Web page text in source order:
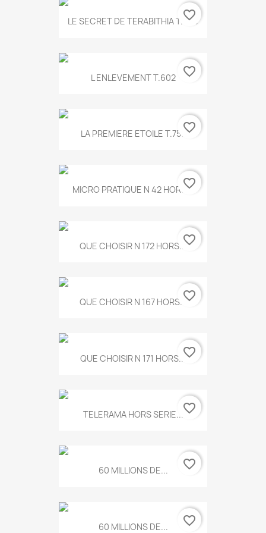
LE SECRET DE TERABITHIA T.560
favorite_border
L ENLEVEMENT T.602 favorite_border
LA PREMIERE ETOILE T.755favorite_border
MICRO PRATIQUE N 42 HORS...
favorite_border
QUE CHOISIR N 172 HORS...favorite_border
QUE CHOISIR N 167 HORS...favorite_border
QUE CHOISIR N 171 HORS...favorite_border
TELERAMA HORS SERIE...favorite_border
60 MILLIONS DE... favorite_border
60 MILLIONS DE... favorite_border